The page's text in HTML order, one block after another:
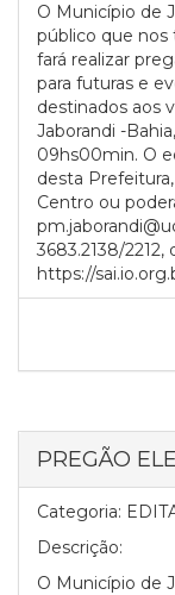
O Município de
público que nos
fará realizar
para futuras e
destinados aos
Jaborandi -
09hs00min. O
desta
Centro ou
3683.2138/2212,
https://
PREGÃO
Categoria:
Descrição:
O Município de